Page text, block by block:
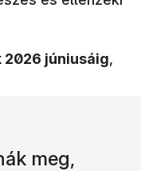
2026 júniusáig,
meg,